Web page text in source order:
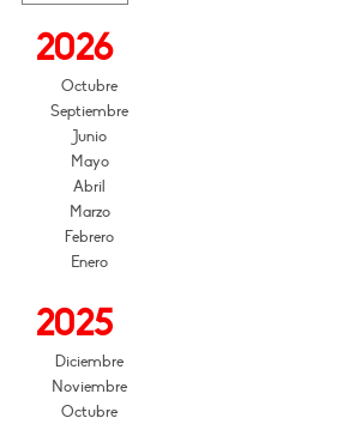
2026
Octubre
Septiembre
Junio
Mayo
Abril
Marzo
Febrero
Enero
2025
Diciembre
Noviembre
Octubre